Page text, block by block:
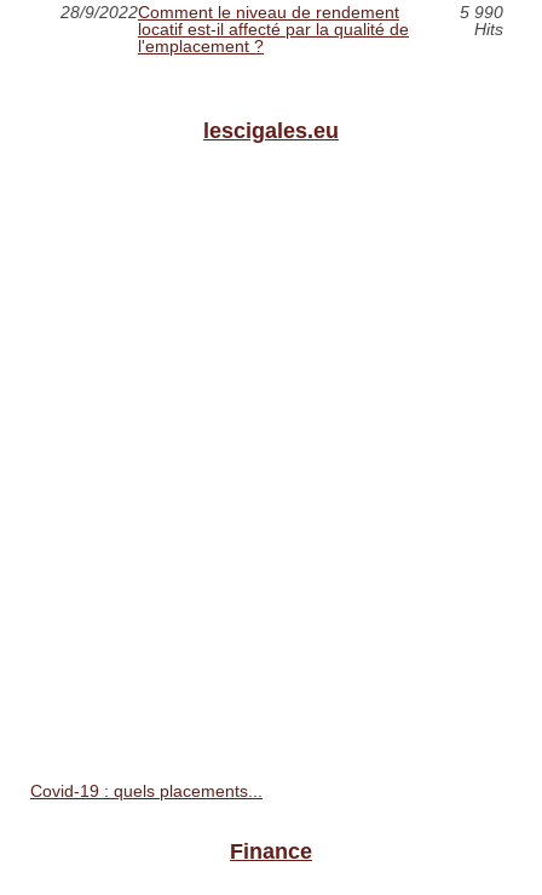
28/9/2022Comment le niveau de rendement
locatif est-il affecté par la qualité de
l'emplacement ?
5 990
Hits
lescigales.eu
Covid-19 : quels placements...
Finance